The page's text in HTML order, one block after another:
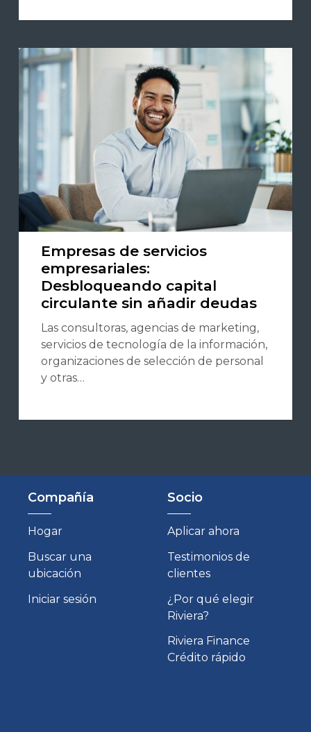
Empresas de servicios
empresariales:
Desbloqueando capital
circulante sin añadir deudas
Las consultoras, agencias de marketing,
servicios de tecnología de la información,
organizaciones de selección de personal
y otras…
Compañía
Hogar
Buscar una
ubicación
Iniciar sesión
Socio
Aplicar ahora
Testimonios de
clientes
¿Por qué elegir
Riviera?
Riviera Finance
Crédito rápido